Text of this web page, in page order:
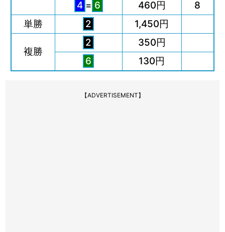
4 = 6 460円
8
単勝
2 1,450円
複勝
2
350円
6
130円
【ADVERTISEMENT】